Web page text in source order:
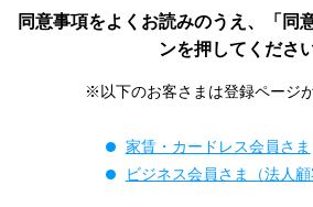
同意事項をよくお読みのうえ、「同
ンを押してください
※以下のお客さまは登録ページ
家賃・カードレス会員さま
ビジネス会員さま（法人顧